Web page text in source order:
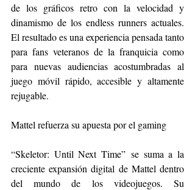
de los gráficos retro con la velocidad y
dinamismo de los endless runners actuales.
El resultado es una experiencia pensada tanto
para fans veteranos de la franquicia como
para nuevas audiencias acostumbradas al
juego móvil rápido, accesible y altamente
rejugable.
Mattel refuerza su apuesta por el gaming
“Skeletor: Until Next Time” se suma a la
creciente expansión digital de Mattel dentro
del mundo de los videojuegos. Su